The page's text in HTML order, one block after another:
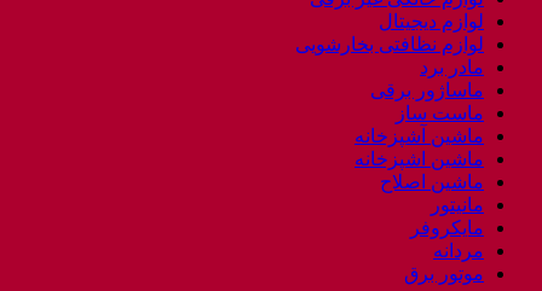
لوازم دیجیتال
لوازم نظافتی بخارشویی
مادر برد
ماساژور برقی
ماست ساز
ماشین آشپزخانه
ماشین اشپزخانه
ماشین اصلاح
مانیتور
مایکروفر
مردانه
موتور برق